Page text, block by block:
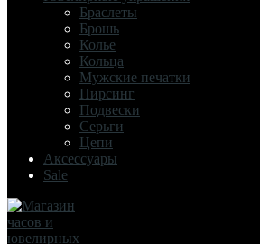
Браслеты
Брошь
Колье
Кольца
Мужские печатки
Пирсинг
Подвески
Серьги
Цепи
Аксессуары
Sale